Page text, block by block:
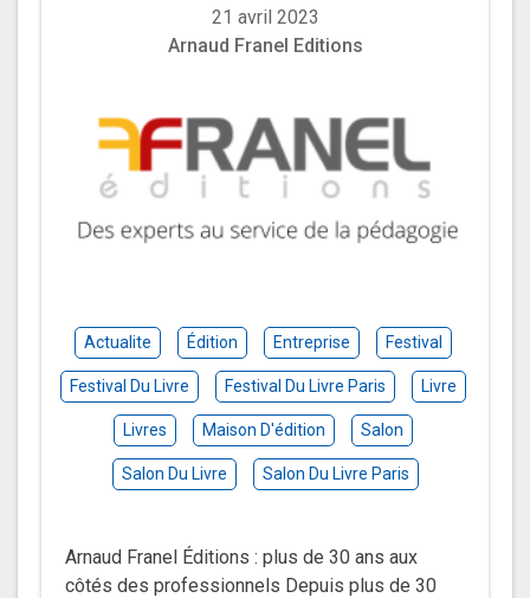
21 avril 2023
Arnaud Franel Editions
Actualite Édition Entreprise Festival
Festival Du Livre Festival Du Livre Paris Livre
Livres Maison D'édition Salon
Salon Du Livre Salon Du Livre Paris
Arnaud Franel Éditions : plus de 30 ans aux
côtés des professionnels Depuis plus de 30